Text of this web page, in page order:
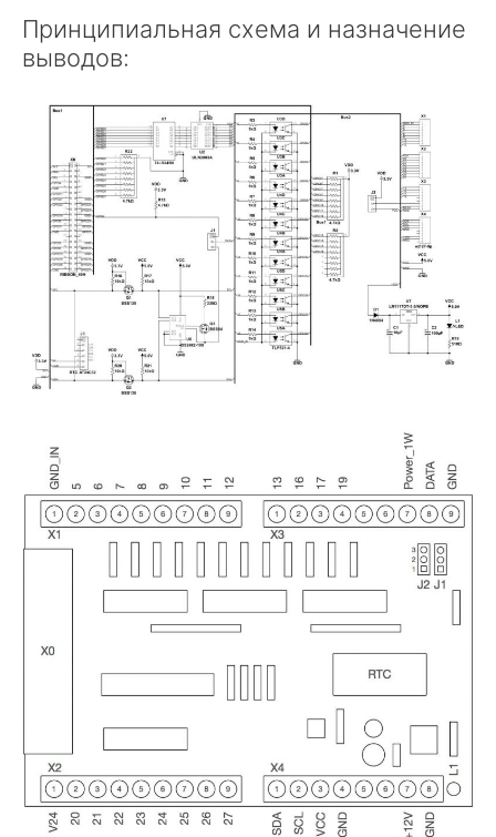
Принципиальная схема и назначение
выводов: